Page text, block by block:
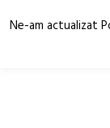
Ne-am actualizat